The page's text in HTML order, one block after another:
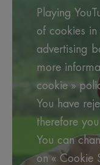
Playing
of cookies
advertising
more
cookie »
You have
therefore
You can
on « Cookie